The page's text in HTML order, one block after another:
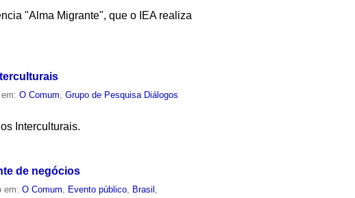
"Alma Migrante", que o IEA realiza
em:O Comum ,Grupo de Pesquisa Diálogos
Interculturais.
de negócios
em:O Comum, Evento público, Brasil ,